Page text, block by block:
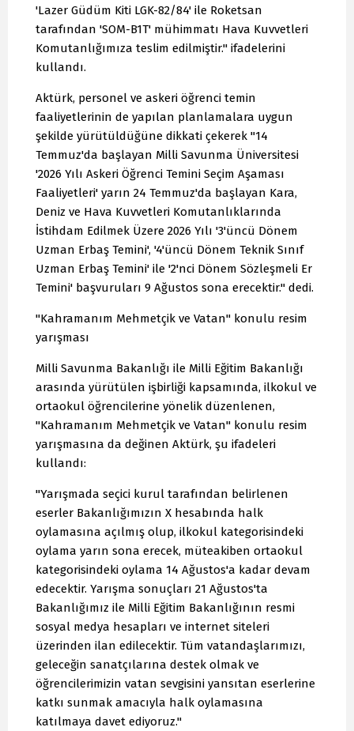
'Lazer Güdüm Kiti LGK-82/84' ile Roketsan
tarafından 'SOM-B1T' mühimmatı Hava Kuvvetleri
Komutanlığımıza teslim edilmiştir." ifadelerini
kullandı.
Aktürk, personel ve askeri öğrenci temin
faaliyetlerinin de yapılan planlamalara uygun
şekilde yürütüldüğüne dikkati çekerek "14
Temmuz'da başlayan Milli Savunma Üniversitesi
'2026 Yılı Askeri Öğrenci Temini Seçim Aşaması
Faaliyetleri' yarın 24 Temmuz'da başlayan Kara,
Deniz ve Hava Kuvvetleri Komutanlıklarında
İstihdam Edilmek Üzere 2026 Yılı '3'üncü Dönem
Uzman Erbaş Temini', '4'üncü Dönem Teknik Sınıf
Uzman Erbaş Temini' ile '2'nci Dönem Sözleşmeli Er
Temini' başvuruları 9 Ağustos sona erecektir." dedi.
"Kahramanım Mehmetçik ve Vatan" konulu resim
yarışması
Milli Savunma Bakanlığı ile Milli Eğitim Bakanlığı
arasında yürütülen işbirliği kapsamında, ilkokul ve
ortaokul öğrencilerine yönelik düzenlenen,
"Kahramanım Mehmetçik ve Vatan" konulu resim
yarışmasına da değinen Aktürk, şu ifadeleri
kullandı:
"Yarışmada seçici kurul tarafından belirlenen
eserler Bakanlığımızın X hesabında halk
oylamasına açılmış olup, ilkokul kategorisindeki
oylama yarın sona erecek, müteakiben ortaokul
kategorisindeki oylama 14 Ağustos'a kadar devam
edecektir. Yarışma sonuçları 21 Ağustos'ta
Bakanlığımız ile Milli Eğitim Bakanlığının resmi
sosyal medya hesapları ve internet siteleri
üzerinden ilan edilecektir. Tüm vatandaşlarımızı,
geleceğin sanatçılarına destek olmak ve
öğrencilerimizin vatan sevgisini yansıtan eserlerine
katkı sunmak amacıyla halk oylamasına
katılmaya davet ediyoruz."